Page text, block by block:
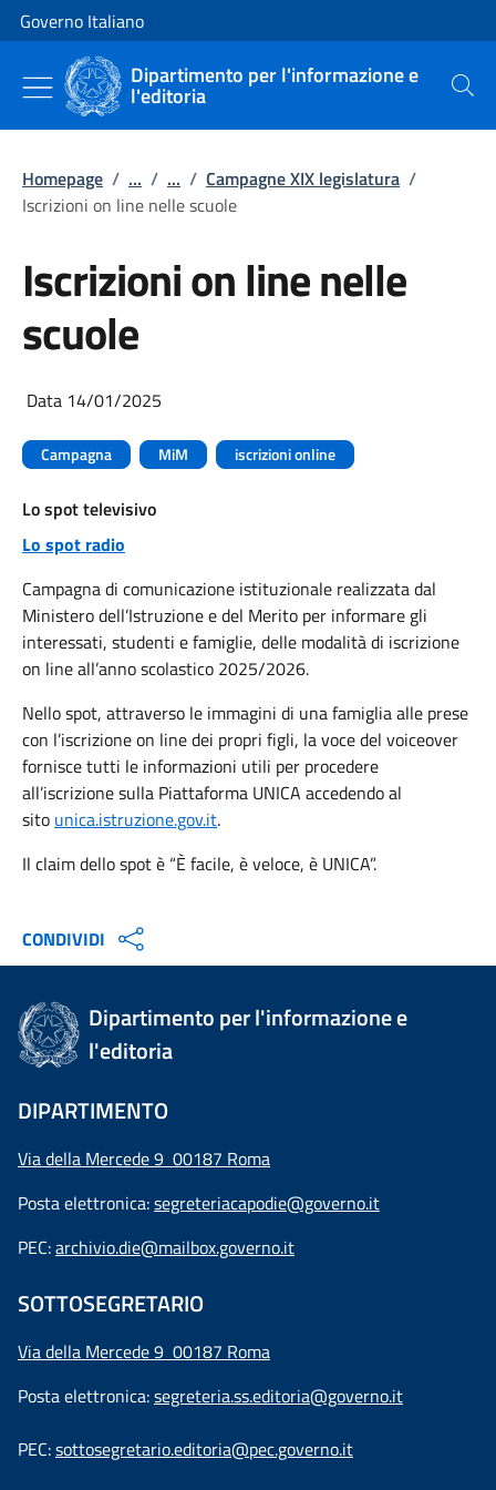
Vai al contenuto
Vai alla navigazione del sito
Governo Italiano
Dipartimento per l'informazione e
l'editoria Cerca
Homepage / ... / ... / Campagne XIX legislatura /
Iscrizioni on line nelle scuole
Iscrizioni on line nelle
scuole
Data 14/01/2025
Campagna MiM iscrizioni online
Lo spot televisivo
Lo spot radio
Campagna di comunicazione istituzionale realizzata dal
Ministero dell’Istruzione e del Merito per informare gli
interessati, studenti e famiglie, delle modalità di iscrizione
on line all’anno scolastico 2025/2026.
Nello spot, attraverso le immagini di una famiglia alle prese
con l’iscrizione on line dei propri figli, la voce del voiceover
fornisce tutti le informazioni utili per procedere
all’iscrizione sulla Piattaforma UNICA accedendo al
sito unica.istruzione.gov.it.
Il claim dello spot è “È facile, è veloce, è UNICA”.
CONDIVIDI
Dipartimento per l'informazione e
l'editoria
DIPARTIMENTO
Via della Mercede 9 00187 Roma
Posta elettronica:segreteriacapodie@governo.it
PEC:archivio.die@mailbox.governo.it
SOTTOSEGRETARIO
Via della Mercede 9 00187 Roma
Posta elettronica:segreteria.ss.editoria@governo.it
PEC:sottosegretario.editoria@pec.governo.it